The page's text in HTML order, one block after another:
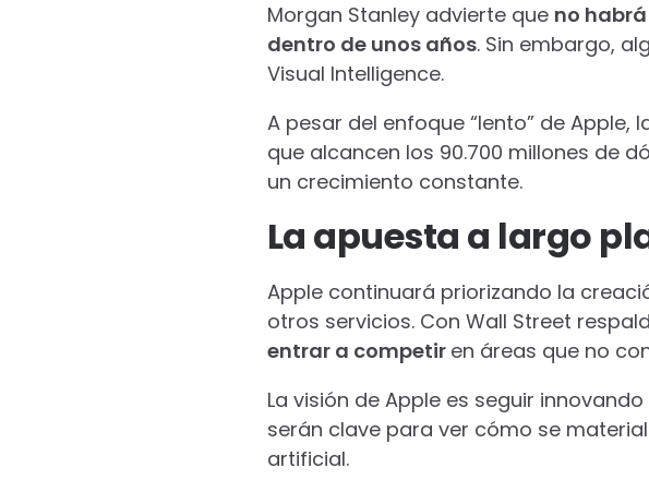
Morgan Stanley advierte que no
dentro de unos años. Sin embargo,
Visual Intelligence.
A pesar del enfoque “lento” de
que alcancen los 90.700 millones de
un crecimiento constante.
La apuesta a largo
Apple continuará priorizando la
otros servicios. Con Wall Street
entrar a competir en áreas que no
La visión de Apple es seguir
serán clave para ver cómo se
artificial.